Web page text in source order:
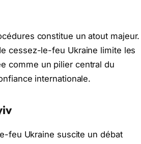
constitue un atout majeur.
cessez-le-feu Ukraine limite les
comme un pilier central du
internationale.
feu Ukraine suscite un débat